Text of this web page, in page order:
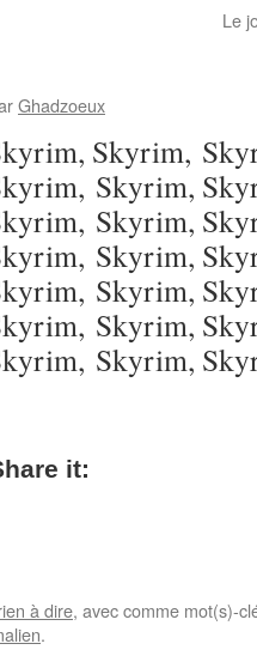
Le
Ghadzoeux
Skyrim,
Skyrim,
Skyrim,
Skyrim,
Skyrim,
Skyrim,
Skyrim,
it:
à dire, avec comme mot(s)-
.